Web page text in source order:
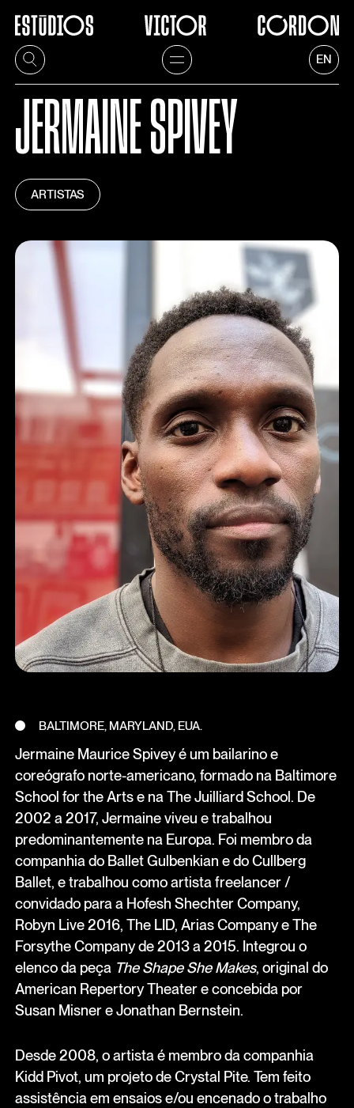
EN
JERMAINE SPIVEY
ARTISTAS
BALTIMORE, MARYLAND, EUA.
Jermaine Maurice Spivey é um bailarino e
coreógrafo norte-americano, formado na Baltimore
School for the Arts e na The Juilliard School. De
2002 a 2017, Jermaine viveu e trabalhou
predominantemente na Europa. Foi membro da
companhia do Ballet Gulbenkian e do Cullberg
Ballet, e trabalhou como artista freelancer /
convidado para a Hofesh Shechter Company,
Robyn Live 2016, The LID, Arias Company e The
Forsythe Company de 2013 a 2015. Integrou o
elenco da peça The Shape She Makes, original do
American Repertory Theater e concebida por
Susan Misner e Jonathan Bernstein.
Desde 2008, o artista é membro da companhia
Kidd Pivot, um projeto de Crystal Pite. Tem feito
assistência em ensaios e/ou encenado o trabalho